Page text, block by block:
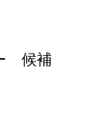
候補